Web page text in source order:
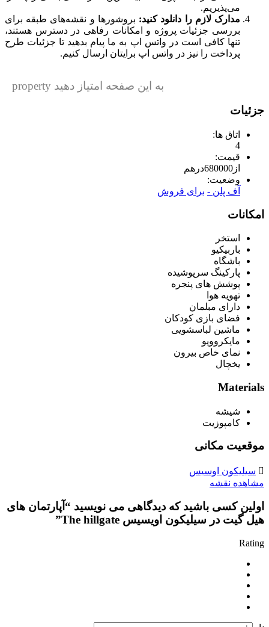
می‌پذیریم.
مدارک لازم را دانلود کنید: بروشورها و نقشه‌های طبقه برای
بررسی جزئیات پروژه و امکانات رفاهی در دسترس هستند،
تنها کافی است در واتس اپ به ما پیام بدهید تا جزئیات طرح
پرداخت را نیز در واتس اپ برایتان ارسال کنیم.
به این صفحه امتیاز دهید property
جزئیات
اتاق ها:
4
قیمت:
از 680000درهم
وضعیت:
آف پلن - برای فروش
امکانات
استخر
باربیکیو
باشگاه
پارکینگ سرپوشیده
پوشش های پنجره
تهویه هوا
دارای مبلمان
فضای بازی کودکان
ماشین لباسشویی
مایکروویو
نمای خاص بیرون
یخچال
Materials
شیشه
کامپوزیت
موقعیت مکانی
سیلیکون اوسیس
مشاهده نقشه
اولین کسی باشید که دیدگاهی می نویسید “آپارتمان های
هیل گیت در سیلیکون اویسیس The hillgate”
Rating